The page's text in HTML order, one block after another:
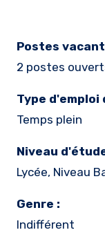
Postes
2 postes
Type d'emploi
Temps plein
Niveau
Lycée, Niveau
Genre :
Indifférent